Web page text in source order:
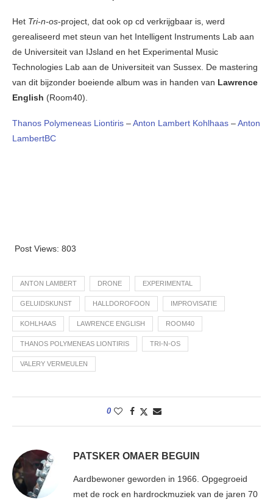
Het Tri-n-os-project, dat ook op cd verkrijgbaar is, werd
gerealiseerd met steun van het Intelligent Instruments Lab aan
de Universiteit van IJsland en het Experimental Music
Technologies Lab aan de Universiteit van Sussex. De mastering
van dit bijzonder boeiende album was in handen van Lawrence
English (Room40).
Thanos Polymeneas Liontiris –Anton Lambert Kohlhaas –Anton
LambertBC
Post Views: 803
ANTON LAMBERT DRONE EXPERIMENTAL
GELUIDSKUNST HALLDOROFOON IMPROVISATIE
KOHLHAAS LAWRENCE ENGLISH ROOM40
THANOS POLYMENEAS LIONTIRIS TRI-N-OS
VALERY VERMEULEN
0
PATSKER OMAER BEGUIN
Aardbewoner geworden in 1966. Opgegroeid
met de rock en hardrockmuziek van de jaren 70